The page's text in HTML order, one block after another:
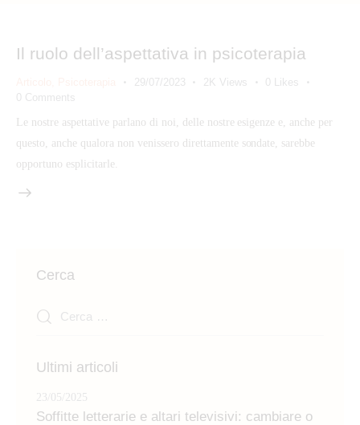
Il ruolo dell’aspettativa in psicoterapia
29/07/2023 2K Views 0
Likes
0 Comments
Le nostre aspettative parlano di noi, delle nostre esigenze e, anche per
questo, anche qualora non venissero direttamente sondate, sarebbe
opportuno esplicitarle.
Cerca
Ricerca
Ultimi articoli
23/05/2025
Soffitte letterarie e altari televisivi: cambiare o